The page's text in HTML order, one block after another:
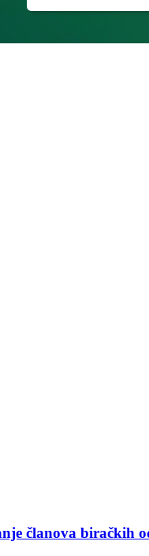
članova biračkih